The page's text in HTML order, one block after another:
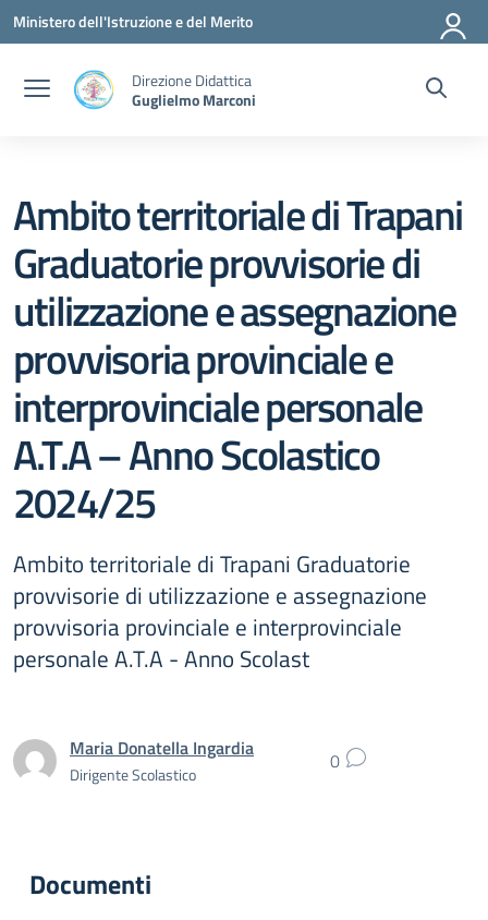
Vai ai contenuti
Vai al menu di navigazione
Vai al footer
Ministero dell'Istruzione e del Merito
Direzione Didattica
Guglielmo Marconi
Ambito territoriale di Trapani
Graduatorie provvisorie di
utilizzazione e assegnazione
provvisoria provinciale e
interprovinciale personale
A.T.A – Anno Scolastico
2024/25
Ambito territoriale di Trapani Graduatorie
provvisorie di utilizzazione e assegnazione
provvisoria provinciale e interprovinciale
personale A.T.A - Anno Scolast
Maria Donatella Ingardia
Dirigente Scolastico 0
Documenti